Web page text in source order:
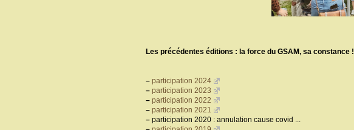
Les précédentes éditions : la force du GSAM, sa constance !
– participation 2024
– participation 2023
– participation 2022
– participation 2021
– participation 2020 : annulation cause covid ...